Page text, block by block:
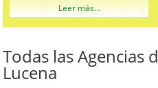
suman los más de diez años de
marketing digital y venta por
internet. Dirijo el proyecto y soy la
Leer más...
Todas las Agencias
Lucena